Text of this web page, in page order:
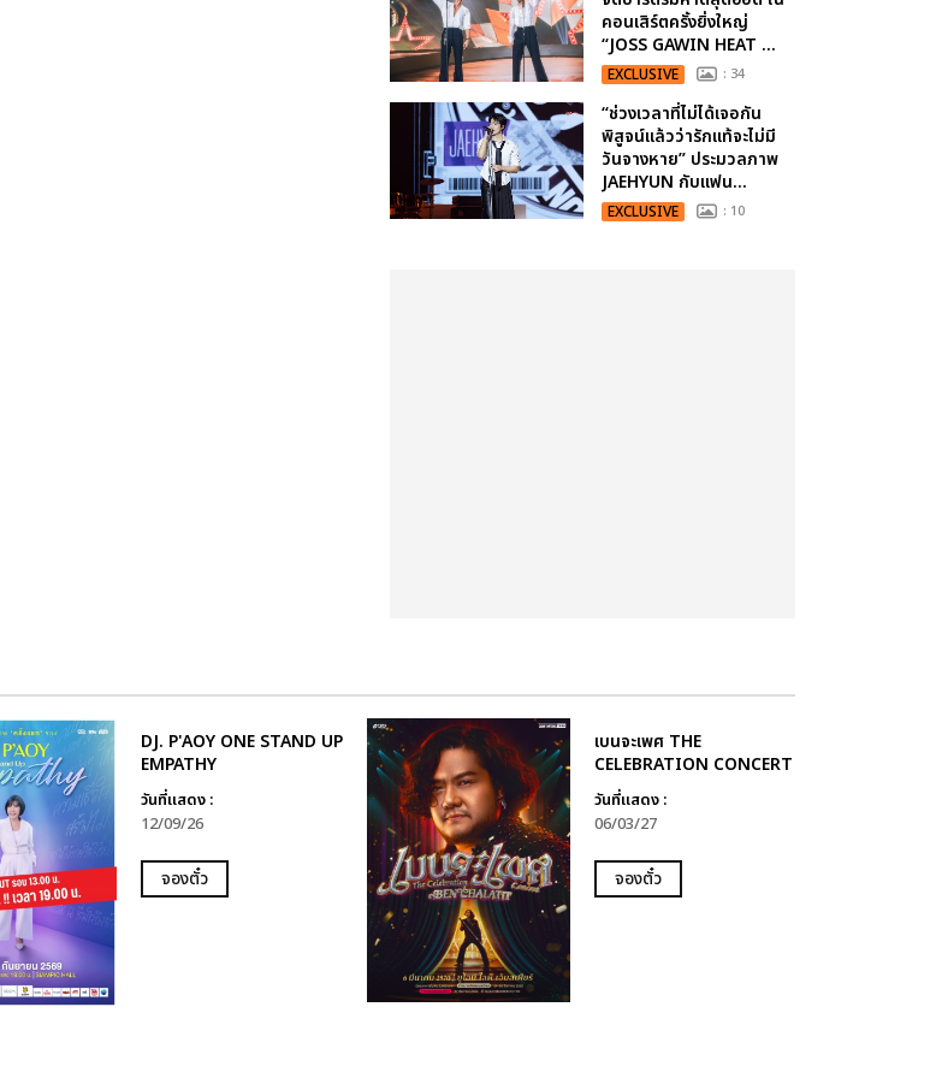
คอนเสิร์ตครั้งยิ่งใหญ่
“JOSS GAWIN HEAT ...
EXCLUSIVE : 34
“ช่วงเวลาที่ไม่ได้เจอกัน
พิสูจน์แล้วว่ารักแท้จะไม่มี
วันจางหาย” ประมวลภาพ
JAEHYUN กับแฟน...
EXCLUSIVE : 10
DJ. P'AOY ONE STAND UP
EMPATHY
วันที่แสดง :
12/09/26
จองตั๋ว
เบนจะเพศ THE
CELEBRATION CONCERT
วันที่แสดง :
06/03/27
จองตั๋ว